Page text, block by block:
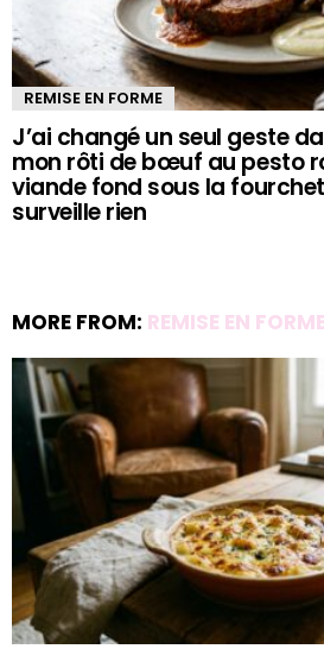
REMISE EN FORME
J’ai changé un seul geste
mon rôti de bœuf au pesto
viande fond sous la
surveille rien
MORE FROM: REMISE EN FORME